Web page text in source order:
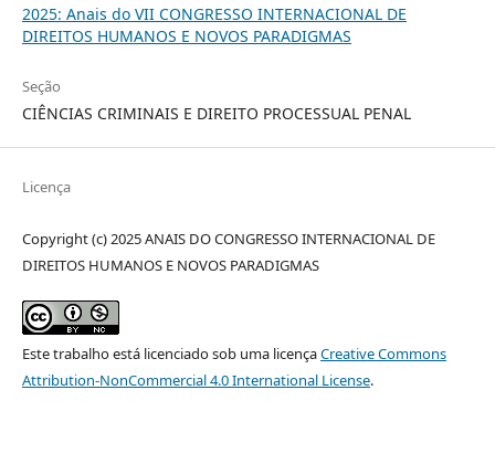
2025: Anais do VII CONGRESSO INTERNACIONAL DE
DIREITOS HUMANOS E NOVOS PARADIGMAS
Seção
CIÊNCIAS CRIMINAIS E DIREITO PROCESSUAL PENAL
Licença
Copyright (c) 2025 ANAIS DO CONGRESSO INTERNACIONAL DE
DIREITOS HUMANOS E NOVOS PARADIGMAS
Este trabalho está licenciado sob uma licençaCreative Commons
Attribution-NonCommercial 4.0 International License.